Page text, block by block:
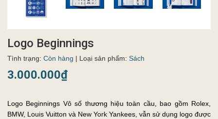
Logo Beginnings
Tình trạng: Còn hàng | Loại sản phẩm: Sách
3.000.000₫
Logo Beginnings Vô số thương hiệu toàn cầu, bao gồm Rolex,
BMW, Louis Vuitton và New York Yankees, vẫn sử dụng logo được